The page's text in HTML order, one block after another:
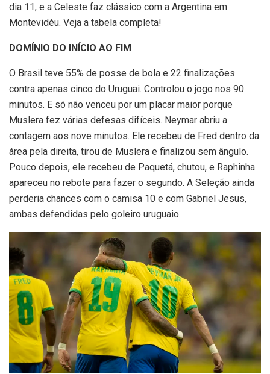
dia 11, e a Celeste faz clássico com a Argentina em
Montevidéu. Veja a tabela completa!
DOMÍNIO DO INÍCIO AO FIM
O Brasil teve 55% de posse de bola e 22 finalizações
contra apenas cinco do Uruguai. Controlou o jogo nos 90
minutos. E só não venceu por um placar maior porque
Muslera fez várias defesas difíceis. Neymar abriu a
contagem aos nove minutos. Ele recebeu de Fred dentro da
área pela direita, tirou de Muslera e finalizou sem ângulo.
Pouco depois, ele recebeu de Paquetá, chutou, e Raphinha
apareceu no rebote para fazer o segundo. A Seleção ainda
perderia chances com o camisa 10 e com Gabriel Jesus,
ambas defendidas pelo goleiro uruguaio.